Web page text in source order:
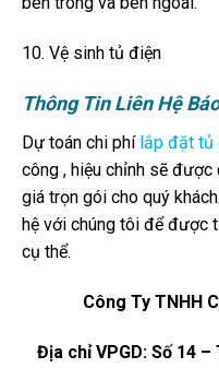
10. Vệ sinh tủ điện
Thông Tin Liên Hệ
Dự toán chi phí lắp đặt tủ
công , hiệu chỉnh sẽ
giá trọn gói cho quý
hệ với chúng tôi để được
cụ thể.
Công Ty TNHH
Địa chỉ VPGD: Số 14